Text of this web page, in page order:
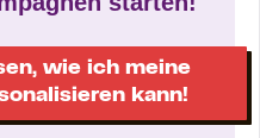
wie ich meine
kann!